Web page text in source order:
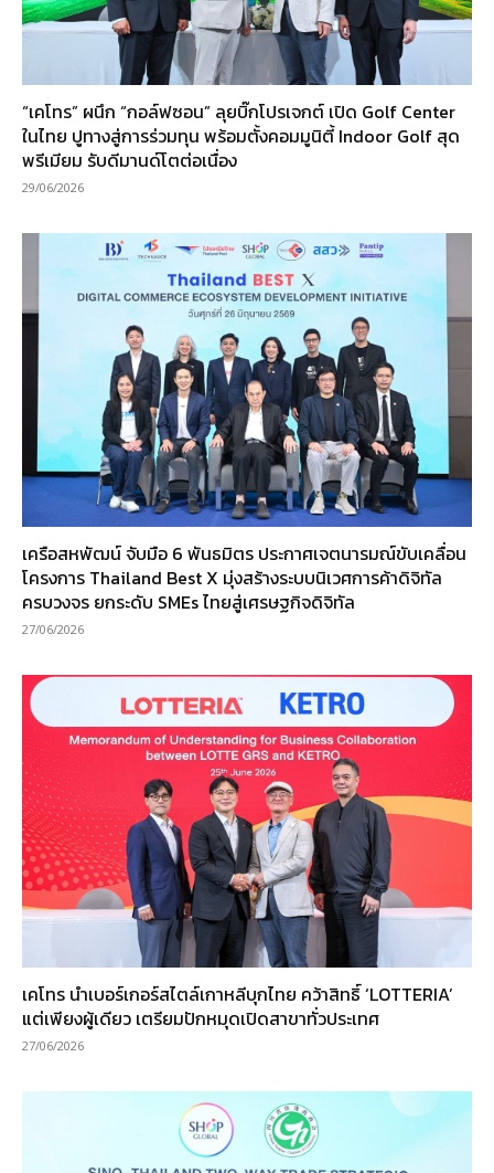
“เคโทร” ผนึก “กอล์ฟซอน” ลุยบิ๊กโปรเจกต์ เปิด Golf Center
ในไทย ปูทางสู่การร่วมทุน พร้อมตั้งคอมมูนิตี้ Indoor Golf สุด
พรีเมียม รับดีมานด์โตต่อเนื่อง
29/06/2026
เครือสหพัฒน์ จับมือ 6 พันธมิตร ประกาศเจตนารมณ์ขับเคลื่อน
โครงการ Thailand Best X มุ่งสร้างระบบนิเวศการค้าดิจิทัล
ครบวงจร ยกระดับ SMEs ไทยสู่เศรษฐกิจดิจิทัล
27/06/2026
เคโทร นำเบอร์เกอร์สไตล์เกาหลีบุกไทย คว้าสิทธิ์ ‘LOTTERIA’
แต่เพียงผู้เดียว เตรียมปักหมุดเปิดสาขาทั่วประเทศ
27/06/2026